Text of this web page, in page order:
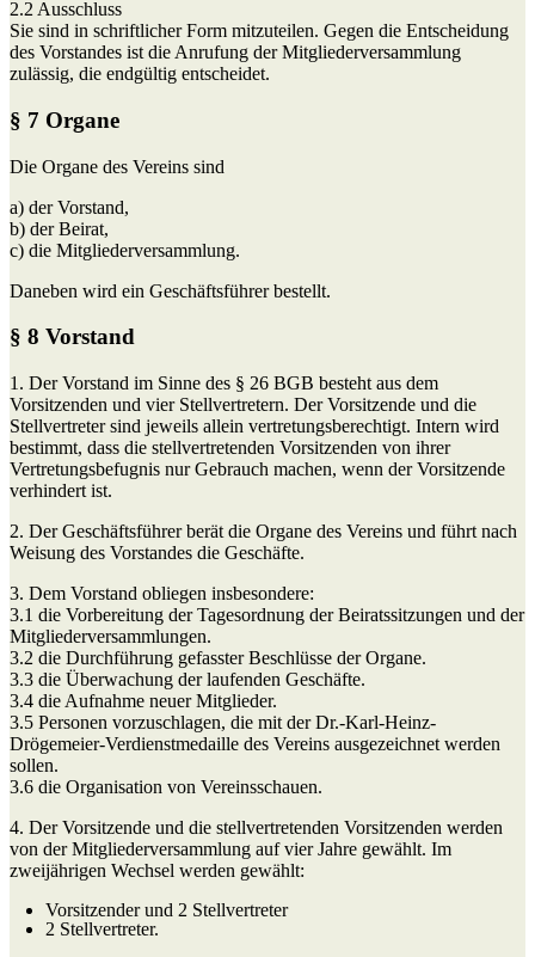
2.2 Ausschluss
Sie sind in schriftlicher Form mitzuteilen. Gegen die Entscheidung
des Vorstandes ist die Anrufung der Mitgliederversammlung
zulässig, die endgültig entscheidet.
§ 7 Organe
Die Organe des Vereins sind
a) der Vorstand,
b) der Beirat,
c) die Mitgliederversammlung.
Daneben wird ein Geschäftsführer bestellt.
§ 8 Vorstand
1. Der Vorstand im Sinne des § 26 BGB besteht aus dem
Vorsitzenden und vier Stellvertretern. Der Vorsitzende und die
Stellvertreter sind jeweils allein vertretungsberechtigt. Intern wird
bestimmt, dass die stellvertretenden Vorsitzenden von ihrer
Vertretungsbefugnis nur Gebrauch machen, wenn der Vorsitzende
verhindert ist.
2. Der Geschäftsführer berät die Organe des Vereins und führt nach
Weisung des Vorstandes die Geschäfte.
3. Dem Vorstand obliegen insbesondere:
3.1 die Vorbereitung der Tagesordnung der Beiratssitzungen und der
Mitgliederversammlungen.
3.2 die Durchführung gefasster Beschlüsse der Organe.
3.3 die Überwachung der laufenden Geschäfte.
3.4 die Aufnahme neuer Mitglieder.
3.5 Personen vorzuschlagen, die mit der Dr.-Karl-Heinz-
Drögemeier-Verdienstmedaille des Vereins ausgezeichnet werden
sollen.
3.6 die Organisation von Vereinsschauen.
4. Der Vorsitzende und die stellvertretenden Vorsitzenden werden
von der Mitgliederversammlung auf vier Jahre gewählt. Im
zweijährigen Wechsel werden gewählt:
Vorsitzender und 2 Stellvertreter
2 Stellvertreter.